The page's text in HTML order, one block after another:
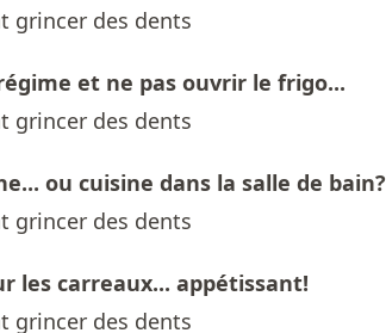
et ne pas ouvrir le frigo...
ou cuisine dans la salle de bain?
les carreaux... appétissant!